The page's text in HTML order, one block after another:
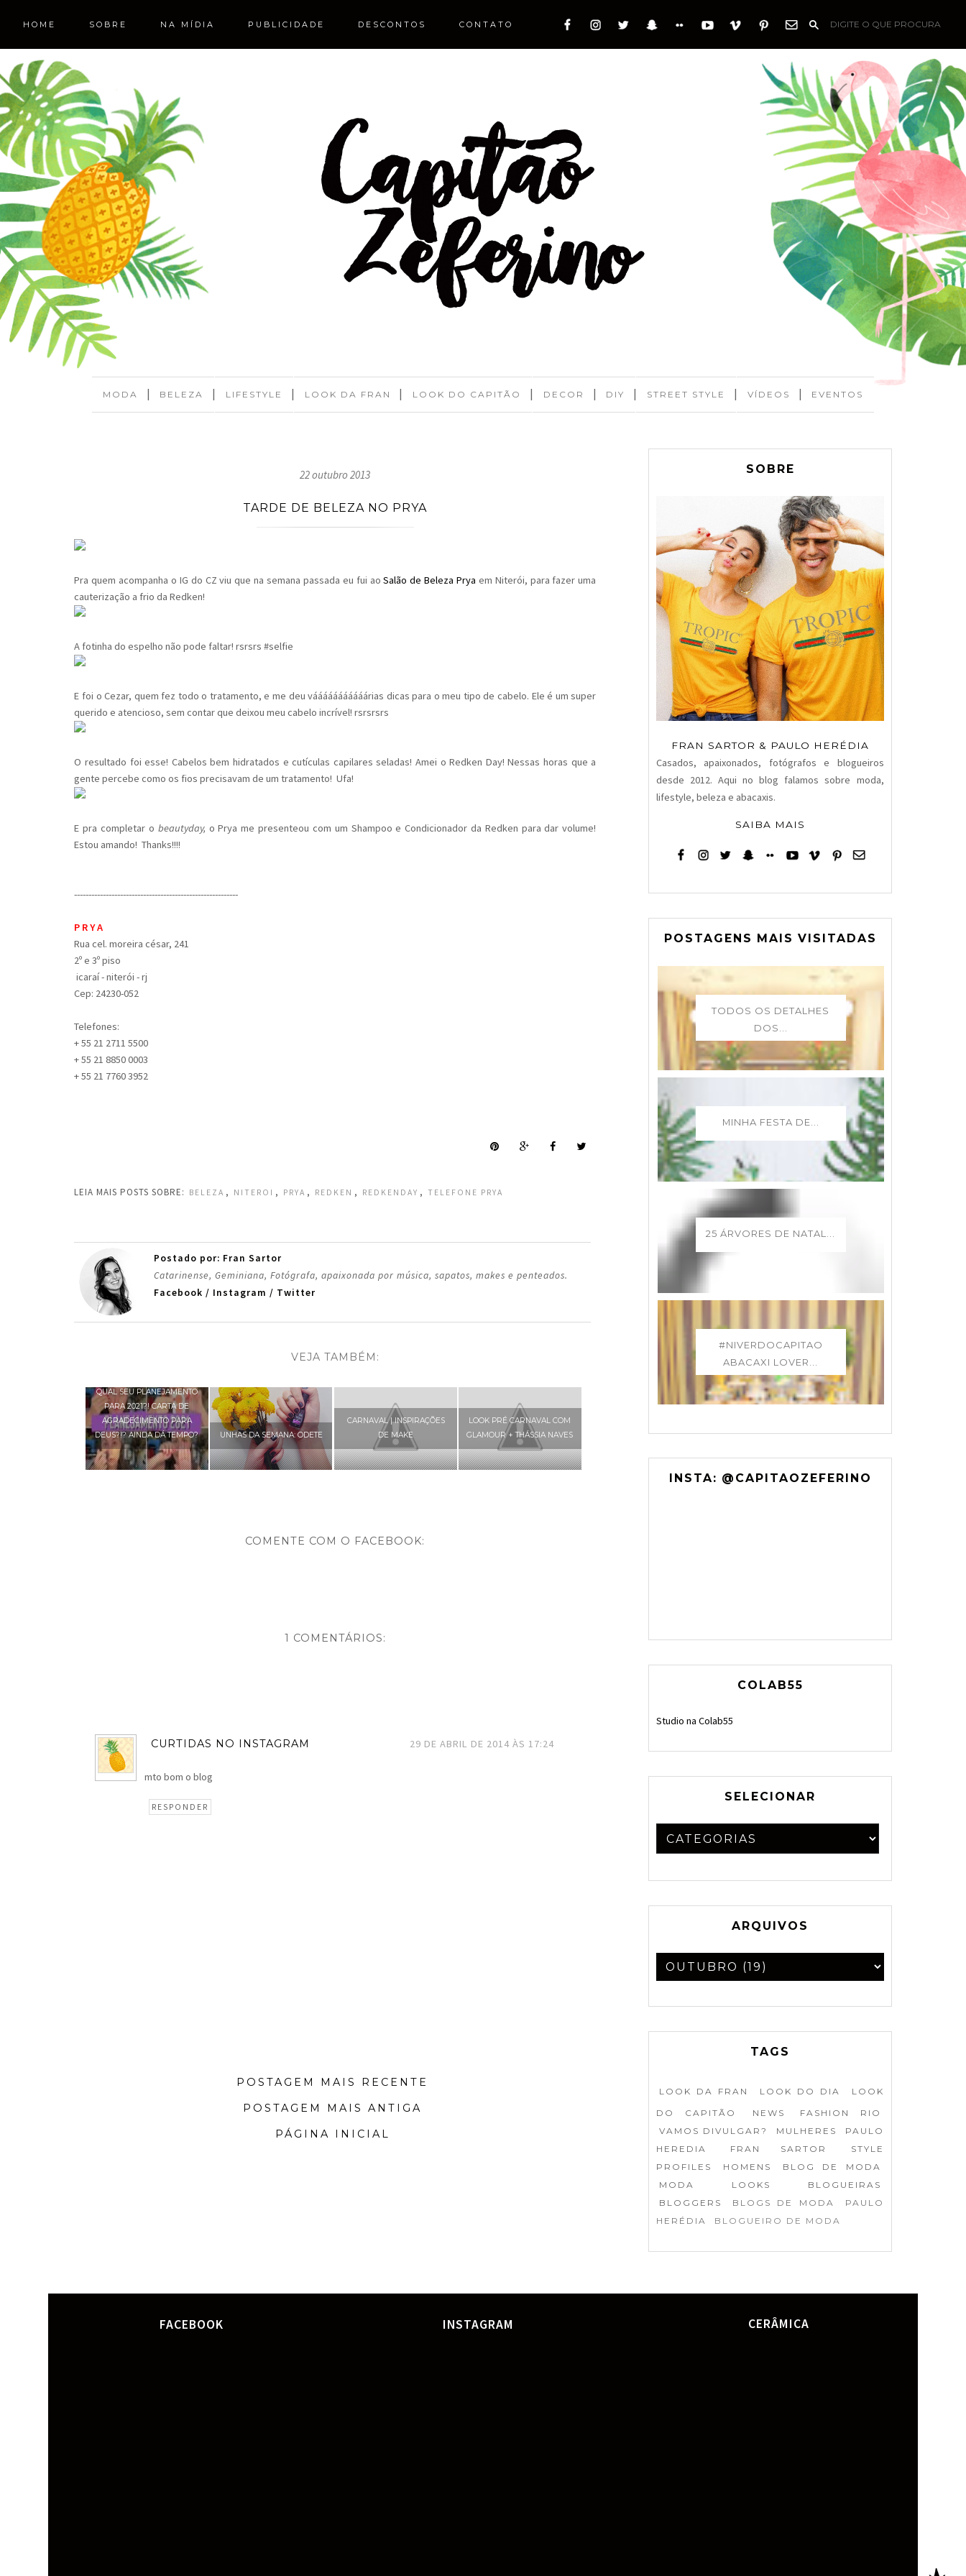
MODA | BELEZA | LIFESTYLE | LOOK DA FRAN | LOOK DO CAPITÃO | DECOR | DIY | STREET STYLE | VÍDEOS | EVENTOS
HOME SOBRE NA MÍDIA PUBLICIDADE DESCONTOS CONTATO
22 outubro 2013
TARDE DE BELEZA NO PRYA
Pra quem acompanha o IG do CZ viu que na semana passada eu fui aoSalão de Beleza Prya em Niterói, para fazer uma
cauterização a frio da Redken!
A fotinha do espelho não pode faltar! rsrsrs #selfie
E foi o Cezar, quem fez todo o tratamento, e me deu vááááááááááárias dicas para o meu tipo de cabelo. Ele é um super
querido e atencioso, sem contar que deixou meu cabelo incrível! rsrsrsrs
O resultado foi esse! Cabelos bem hidratados e cutículas capilares seladas! Amei o Redken Day! Nessas horas que a
gente percebe como os fios precisavam de um tratamento! Ufa!
E pra completar o beautyday, o Prya me presenteou com um Shampoo e Condicionador da Redken para dar volume!
Estou amando! Thanks!!!!
---------------------------------------------------------
P R Y A
Rua cel. moreira césar, 241
2º e 3º piso
icaraí - niterói - rj
Cep: 24230-052
Telefones:
+ 55 21 2711 5500
+ 55 21 8850 0003
+ 55 21 7760 3952
LEIA MAIS POSTS SOBRE: BELEZA , NITEROI , PRYA , REDKEN , REDKENDAY , TELEFONE PRYA
Postado por: Fran Sartor
Catarinense, Geminiana, Fotógrafa, apaixonada por música, sapatos, makes e penteados.
Facebook/ Instagram/ Twitter
VEJA TAMBÉM:
QUAL SEU PLANEJAMENTO
PARA 2021?! CARTA DE
AGRADECIMENTO PARA
DEUS?!? AINDA DÁ TEMPO?
UNHAS DA SEMANA: ODETE
CARNAVAL | INSPIRAÇÕES
DE MAKE
LOOK PRÉ CARNAVAL COM
GLAMOUR + THÁSSIA NAVES
COMENTE COM O FACEBOOK:
1 COMENTÁRIOS:
CURTIDAS NO INSTAGRAM 29 DE ABRIL DE 2014 ÀS 17:24
mto bom o blog
RESPONDER
POSTAGEM MAIS RECENTE
POSTAGEM MAIS ANTIGA
PÁGINA INICIAL
SOBRE
FRAN SARTOR & PAULO HERÉDIA
Casados, apaixonados, fotógrafos e blogueiros
desde 2012. Aqui no blog falamos sobre moda,
lifestyle, beleza e abacaxis.
SAIBA MAIS
POSTAGENS MAIS VISITADAS
TODOS OS DETALHES
DOS...
MINHA FESTA DE...
25 ÁRVORES DE NATAL...
#NIVERDOCAPITAO
ABACAXI LOVER...
INSTA: @CAPITAOZEFERINO
COLAB55
Studio na Colab55
SELECIONAR
ARQUIVOS
TAGS
LOOK DA FRAN LOOK DO DIA
LOOK
DO CAPITÃO
NEWS
FASHION RIO
VAMOS DIVULGAR?
MULHERES
PAULO
HEREDIA
FRAN SARTOR
STYLE
PROFILES
HOMENS
BLOG DE MODA
MODA
LOOKS
BLOGUEIRAS
BLOGGERS
BLOGS DE MODA
PAULO
HERÉDIA
BLOGUEIRO DE MODA
FACEBOOK INSTAGRAM CERÂMICA